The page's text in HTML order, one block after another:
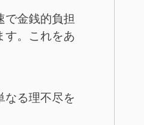
で金銭的負担
す。これをあ
なる理不尽を